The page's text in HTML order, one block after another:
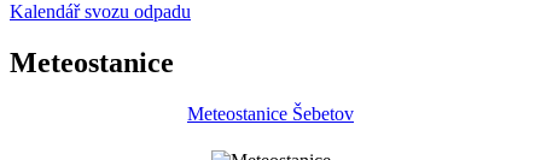
Kalendář svozu odpadu
Meteostanice
Meteostanice Šebetov